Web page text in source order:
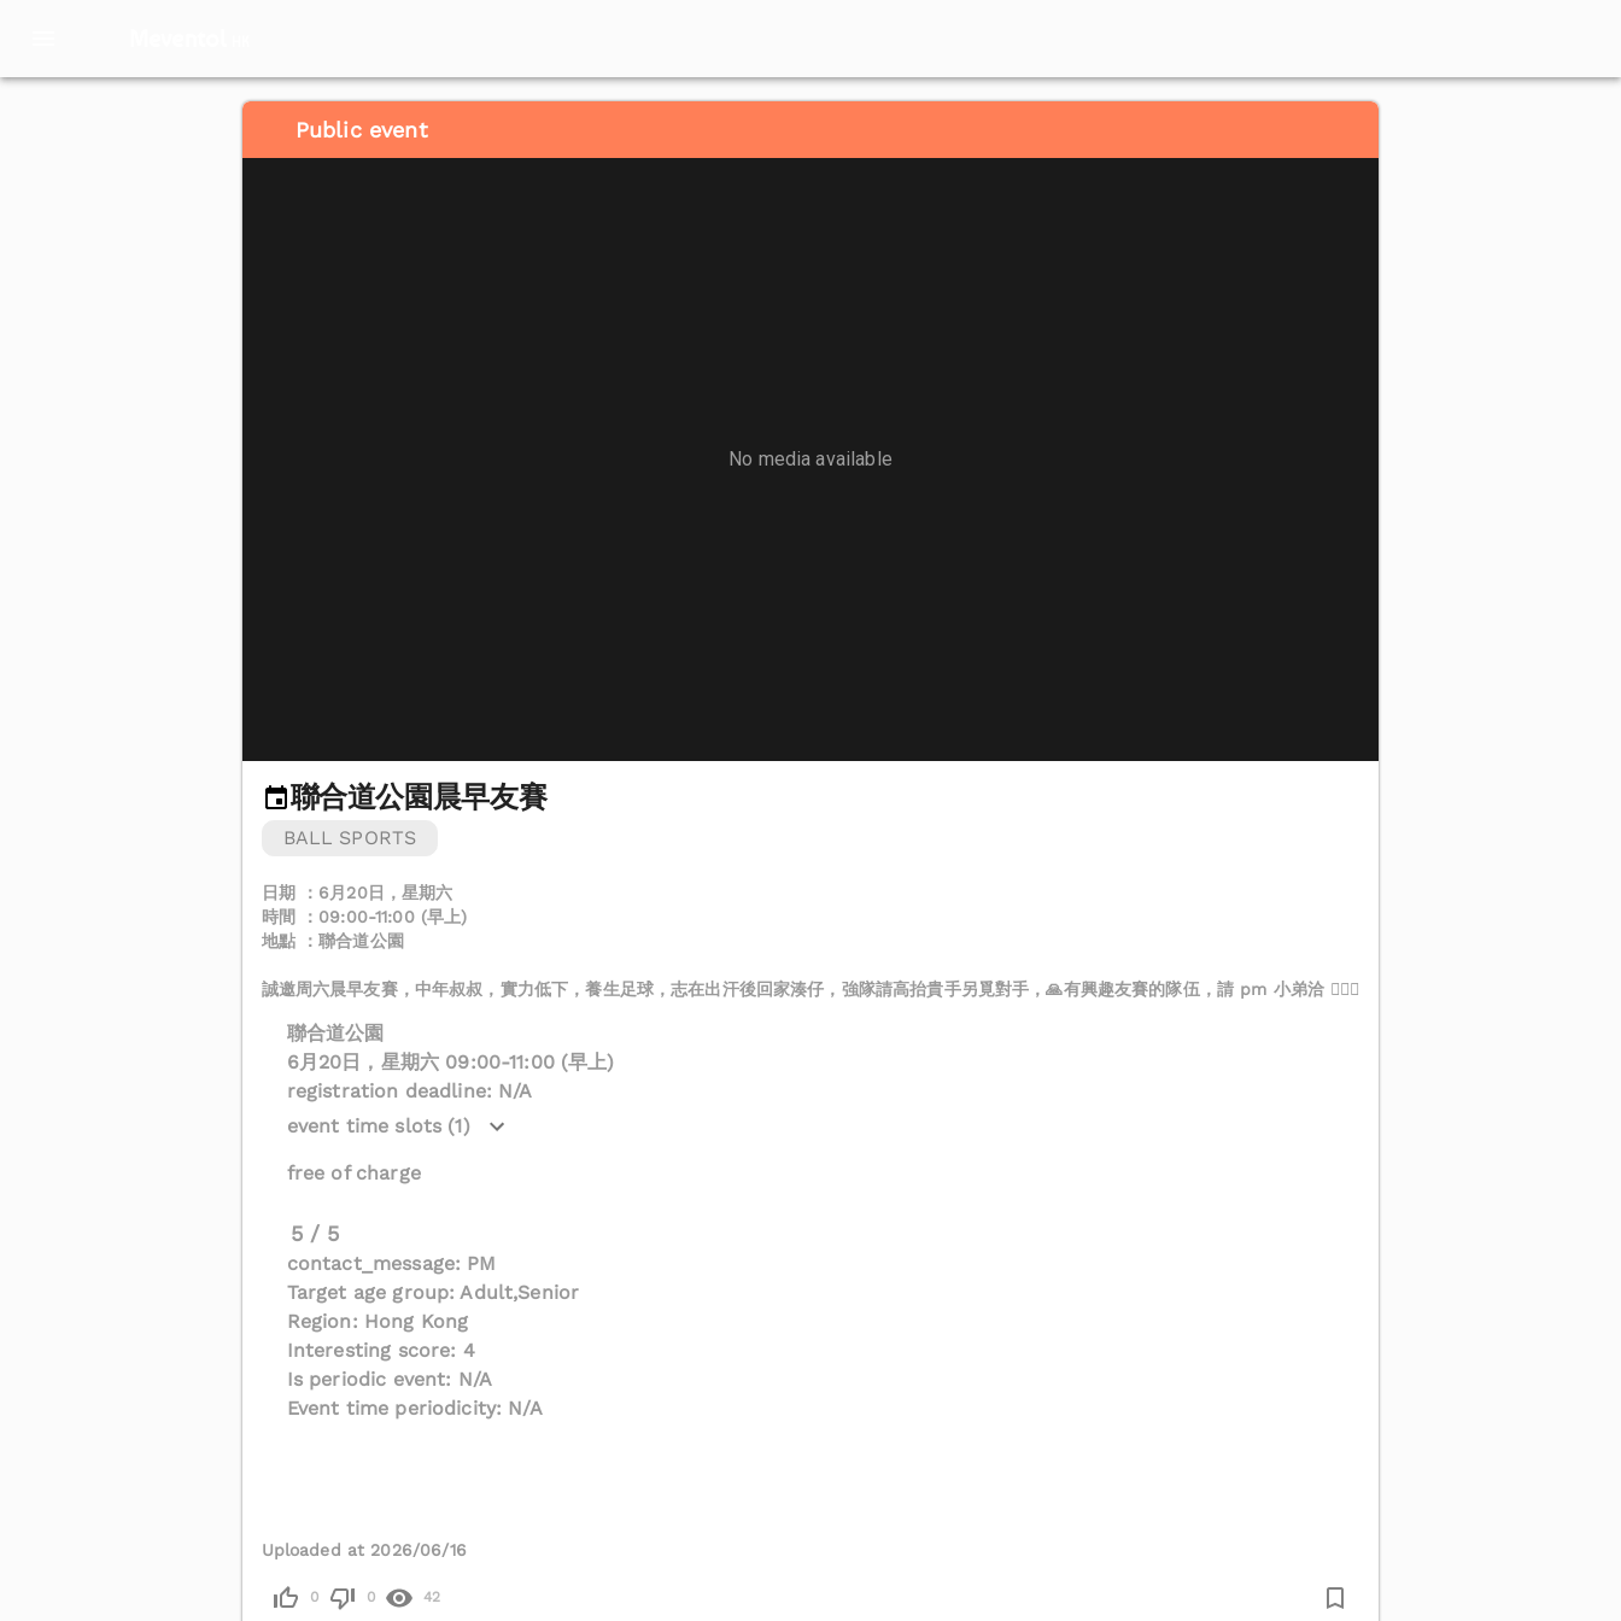
Public event
No media available
聯合道公園晨早友賽
BALL SPORTS
日期 ：6月20日，星期六
時間 ：09:00-11:00 (早上)
地點 ：聯合道公園
誠邀周六晨早友賽，中年叔叔，實力低下，養生足球，志在出汗後回家湊仔，強隊請高抬貴手另覓對手，🙏有興趣友賽的隊伍，請 pm 小弟洽 🙇🏽‍♂️
聯合道公園
6月20日，星期六 09:00-11:00 (早上)
registration deadline: N/A
event time slots (1)
free of charge
5 / 5
contact_message: PM
Target age group: Adult,Senior
Region: Hong Kong
Interesting score: 4
Is periodic event: N/A
Event time periodicity: N/A
Uploaded at 2026/06/16
0 0 42